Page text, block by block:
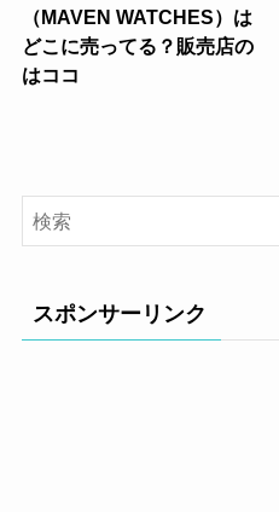
（MAVEN WATCHES）は
どこに売ってる？販売店の
はココ
スポンサーリンク